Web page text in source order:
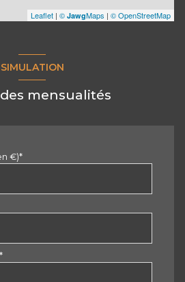
Leaflet | © JawgMaps | © OpenStreetMap
SIMULATION
mensualités
€)*